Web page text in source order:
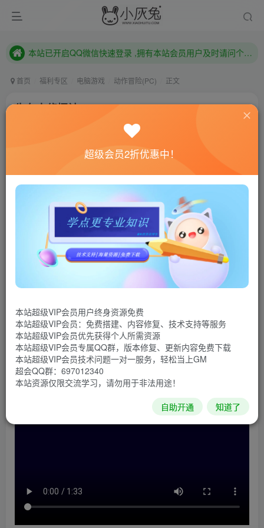
本站已开启QQ微信快速登录 ,拥有本站会员用户及时请问个人中心绑定！
本站已开启QQ微信快速登录 ,拥有本站会员用户及时请问个人中心绑定！
首页 福利专区 电脑游戏 动作冒险(PC) 正文
牛车水侦探社/Chinatown Detective Agency
联网教程： 内附教程
单机教程： 内附教程
不懂的话联系客服！！！
本站的资源转载自国内外各大媒体和网络，仅供试玩体
验。如果您喜欢该游戏内容，请支持正版 →→→正版购买
游戏介绍
《Chinatown Detective Agency》是一款黑暗赛博风的
机制。在游戏中，你扮演的前警界人员Amira Darma在辞职
后开了一家侦探社。挑选客户，游历全球，通过真实世界的
调查解开危险的案件。
游戏视频
超级会员2折优惠中！
本站超级VIP会员用户终身资源免费
本站超级VIP会员：免费搭建、内容修复、技术支持等服务
本站超级VIP会员优先获得个人所需资源
本站超级VIP会员专属QQ群，版本修复、更新内容免费下载
本站超级VIP会员技术问题一对一服务，轻松当上GM
超会QQ群：697012340
本站资源仅限交流学习，请勿用于非法用途！
自助开通 知道了